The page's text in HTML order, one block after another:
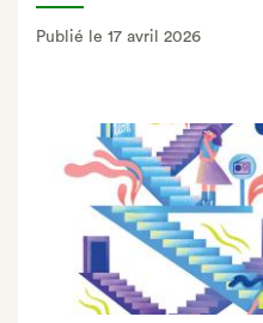
Publié le 17 avril 2026